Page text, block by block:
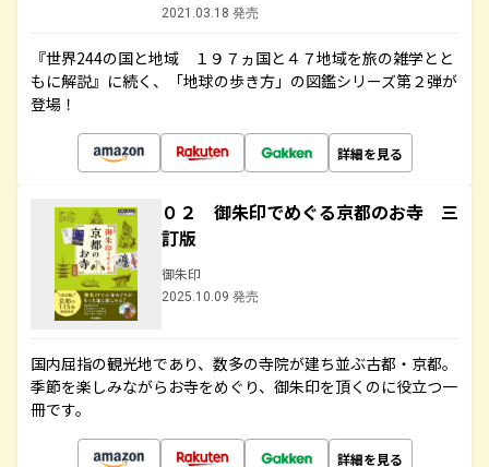
2021.03.18 発売
『世界244の国と地域 １９７ヵ国と４７地域を旅の雑学とと
もに解説』に続く、「地球の歩き方」の図鑑シリーズ第２弾が
登場！
詳細を見る
０２ 御朱印でめぐる京都のお寺 三
訂版
御朱印
2025.10.09 発売
国内屈指の観光地であり、数多の寺院が建ち並ぶ古都・京都。
季節を楽しみながらお寺をめぐり、御朱印を頂くのに役立つ一
冊です。
詳細を見る